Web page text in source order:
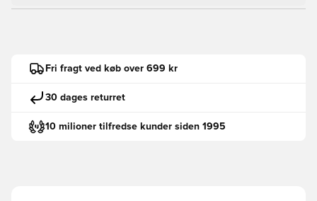
Fri fragt ved køb over 699 kr
30 dages returret
10 milioner tilfredse kunder siden 1995